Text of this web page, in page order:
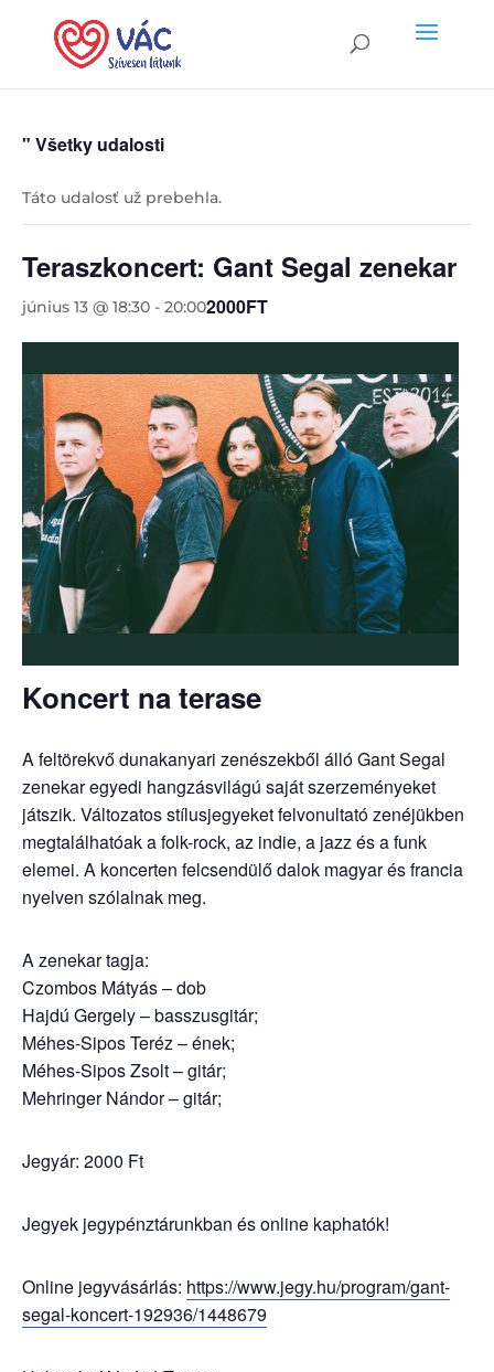
" Všetky udalosti
Táto udalosť už prebehla.
Teraszkoncert: Gant Segal zenekar
június 13 @ 18:30 - 20:002000FT
Koncert na terase
A feltörekvő dunakanyari zenészekből álló Gant Segal
zenekar egyedi hangzásvilágú saját szerzeményeket
játszik. Változatos stílusjegyeket felvonultató zenéjükben
megtalálhatóak a folk-rock, az indie, a jazz és a funk
elemei. A koncerten felcsendülő dalok magyar és francia
nyelven szólalnak meg.
A zenekar tagja:
Czombos Mátyás – dob
Hajdú Gergely – basszusgitár;
Méhes-Sipos Teréz – ének;
Méhes-Sipos Zsolt – gitár;
Mehringer Nándor – gitár;
Jegyár: 2000 Ft
Jegyek jegypénztárunkban és online kaphatók!
Online jegyvásárlás: https://www.jegy.hu/program/gant-
segal-koncert-192936/1448679